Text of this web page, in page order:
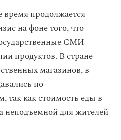
время продолжается
на фоне того, что
СМИ
продуктов. В стране
магазинов, в
по
так как стоимость еды в
неподъемной для жителей